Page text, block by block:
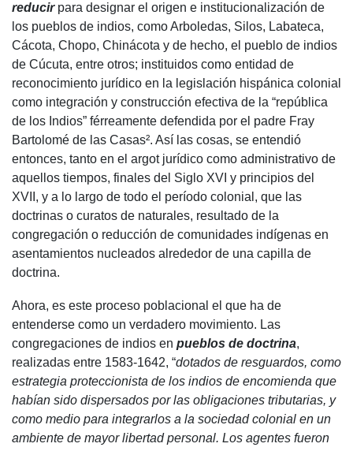
reducirpara designar el origen e institucionalización de
los pueblos de indios, como Arboledas, Silos, Labateca,
Cácota, Chopo, Chinácota y de hecho, el pueblo de indios
de Cúcuta, entre otros; instituidos como entidad de
reconocimiento jurídico en la legislación hispánica colonial
como integración y construcción efectiva de la “república
de los Indios” férreamente defendida por el padre Fray
Bartolomé de las Casas². Así las cosas, se entendió
entonces, tanto en el argot jurídico como administrativo de
aquellos tiempos, finales del Siglo XVI y principios del
XVII, y a lo largo de todo el período colonial, que las
doctrinas o curatos de naturales, resultado de la
congregación o reducción de comunidades indígenas en
asentamientos nucleados alrededor de una capilla de
doctrina.
Ahora, es este proceso poblacional el que ha de
entenderse como un verdadero movimiento. Las
congregaciones de indios en pueblos de doctrina,
realizadas entre 1583-1642, “dotados de resguardos, como
estrategia proteccionista de los indios de encomienda que
habían sido dispersados por las obligaciones tributarias, y
como medio para integrarlos a la sociedad colonial en un
ambiente de mayor libertad personal. Los agentes fueron